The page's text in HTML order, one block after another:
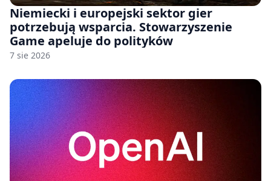
Niemiecki i europejski sektor gier
potrzebują wsparcia. Stowarzyszenie
Game apeluje do polityków
7 sie 2026